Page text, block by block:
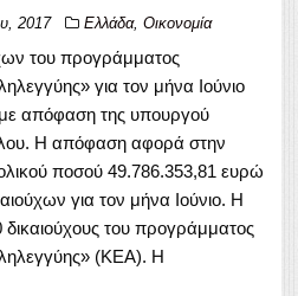
2017 Ελλάδα, Οικονομία
του προγράμματος
για τον μήνα Ιούνιο
με απόφαση της υπουργού
Η απόφαση αφορά στην
ποσού 49.786.353,81 ευρώ
για τον μήνα Ιούνιο. Η
του προγράμματος
(ΚΕΑ). Η